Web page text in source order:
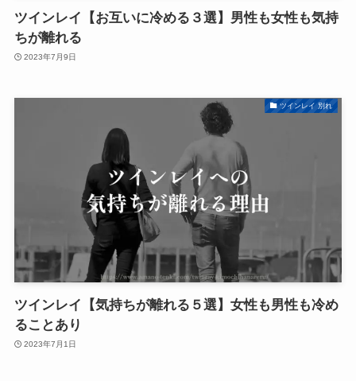
ツインレイ【お互いに冷める３選】男性も女性も気持
ちが離れる
2023年7月9日
ツインレイ 別れ
ツインレイ【気持ちが離れる５選】女性も男性も冷め
ることあり
2023年7月1日